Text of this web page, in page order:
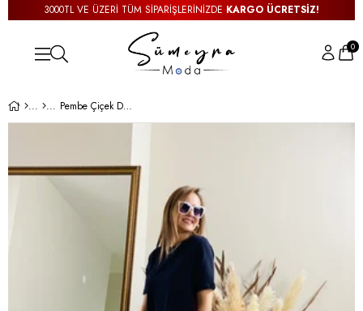
3000TL VE ÜZERİ TÜM SİPARİŞLERİNİZDE KARGO ÜCRETSİZ!
0
Pembe Çiçek Desenli Lacivert Elbise